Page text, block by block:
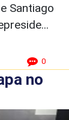
Santiago
0
no